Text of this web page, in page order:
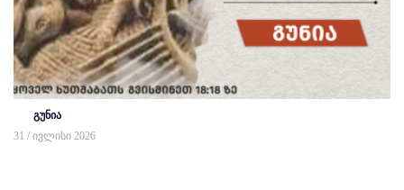
გუნია
31 / ივლისი 2026